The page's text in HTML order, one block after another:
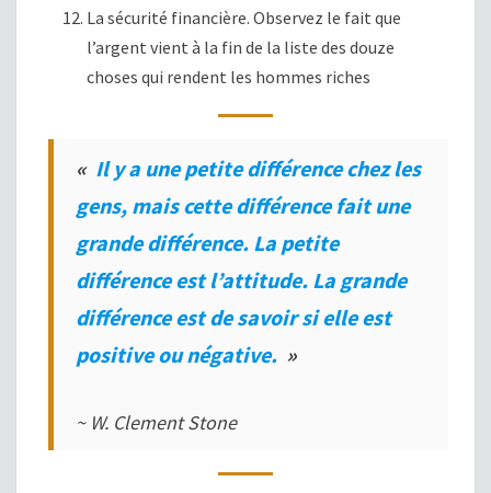
La sécurité financière. Observez le fait que
l’argent vient à la fin de la liste des douze
choses qui rendent les hommes riches
« Il y a une petite différence chez les
gens, mais cette différence fait une
grande différence. La petite
différence est l’attitude. La grande
différence est de savoir si elle est
positive ou négative. »
~ W. Clement Stone